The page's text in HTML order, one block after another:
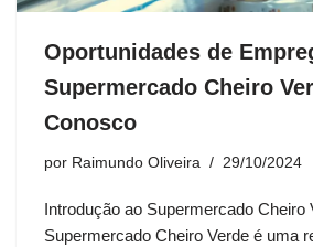
Oportunidades de
Supermercado Cheiro
Conosco
por Raimundo Oliveira 29/10/2024
Introdução ao Supermercado Cheiro
Supermercado Cheiro Verde é uma